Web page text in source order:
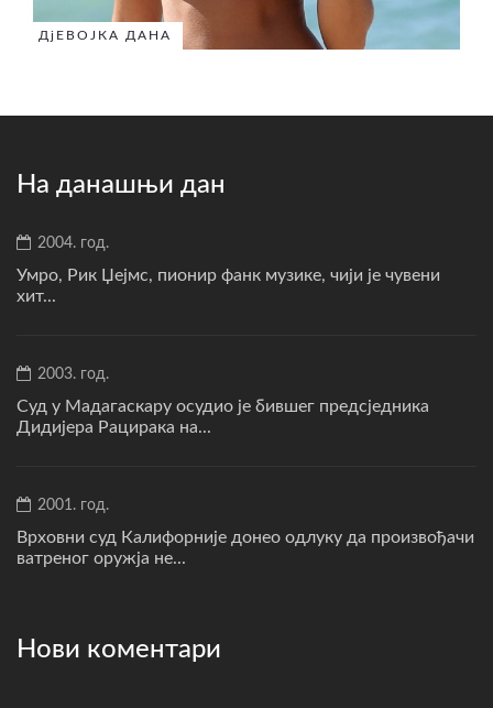
ДјЕВОЈКА ДАНА
На данашњи дан
2004. год.
Умро, Рик Џејмс, пионир фанк музике, чији је чувени
хит...
2003. год.
Суд у Мадагаскару осудио је бившег предсједника
Дидијера Рацирака на...
2001. год.
Врховни суд Калифорније донео одлуку да произвођачи
ватреног оружја не...
Нови коментари